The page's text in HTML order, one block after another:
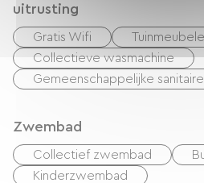
uitrusting
Gratis Wifi
Collectieve wasmachine
Gemeenschappelijke
Zwembad
Collectief zwembad
Kinderzwembad